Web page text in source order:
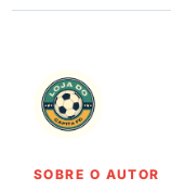
SOBRE O AUTOR